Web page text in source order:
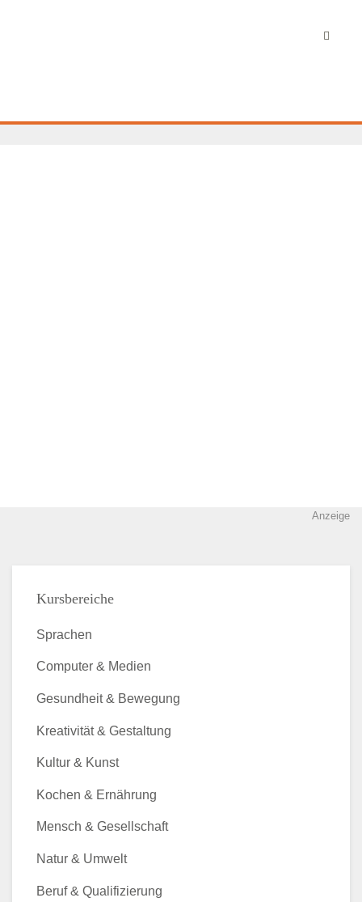
Anzeige
Kursbereiche
Sprachen
Computer & Medien
Gesundheit & Bewegung
Kreativität & Gestaltung
Kultur & Kunst
Kochen & Ernährung
Mensch & Gesellschaft
Natur & Umwelt
Beruf & Qualifizierung